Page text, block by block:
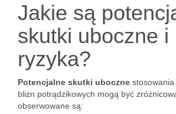
Jakie są
skutki uboczne i
ryzyka?
Potencjalne skutki uboczne
blizn potrądzikowych mogą być
obserwowane są: